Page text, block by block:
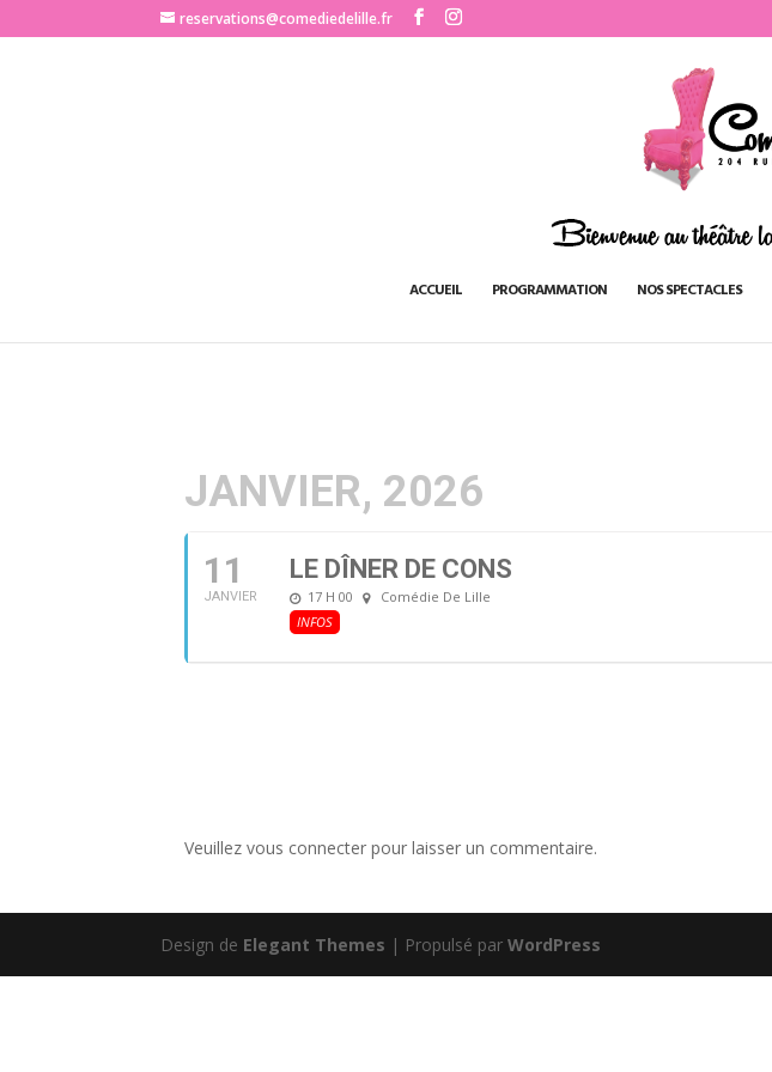
http://www.comediedelille.frreservations@comediedelille.fr
ACCUEIL PROGRAMMATION NOS SPECTACLES
JANVIER, 2026
11
JANVIER
LE DÎNER DE CONS
17 H 00
Comédie De Lille
INFOS
Veuillez vous connecter pour laisser un commentaire.
Design de Elegant Themes | Propulsé parWordPress